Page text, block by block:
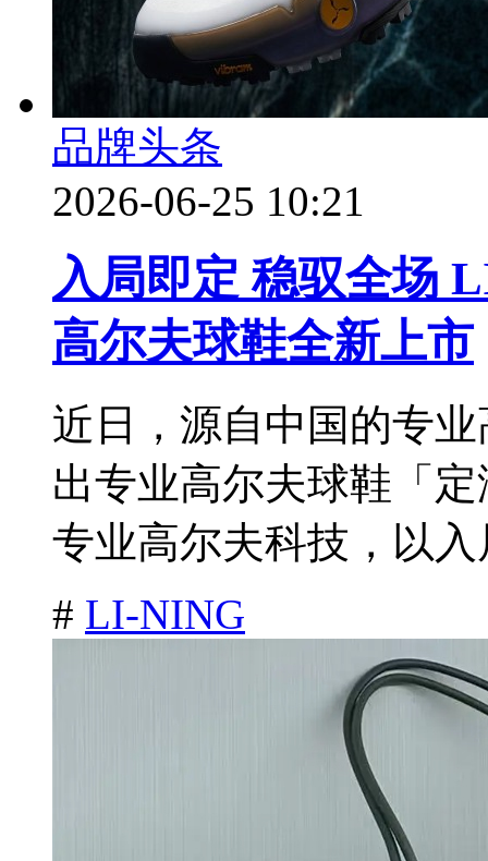
品牌头条
2026-06-25 10:21
入局即定 稳驭全场
高尔夫球鞋全新上市
近日，源自中国的专
出专业高尔夫球鞋「
专业高尔夫科技，以入
# LI-NING